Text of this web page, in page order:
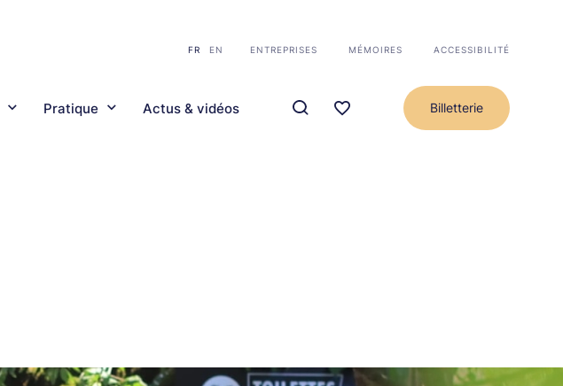
FR EN ENTREPRISES MÉMOIRES ACCESSIBILITÉ
Pratique Actus & vidéos Billetterie